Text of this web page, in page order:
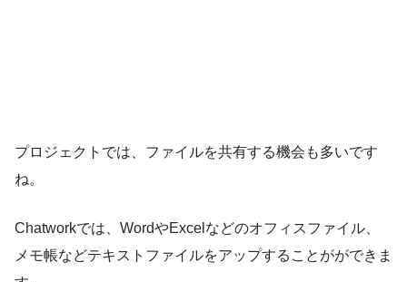
プロジェクトでは、ファイルを共有する機会も多いです
ね。
Chatworkでは、WordやExcelなどのオフィスファイル、
メモ帳などテキストファイルをアップすることがができま